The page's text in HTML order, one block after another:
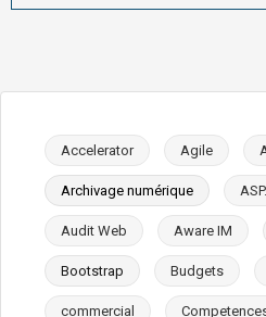
Accelerator Agile
Archivage numérique
Audit Web Aware IM
Bootstrap Budgets
commercial